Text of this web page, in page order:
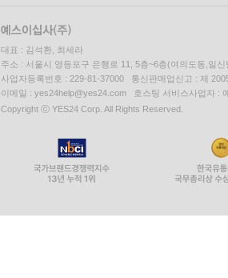
대표 : 김석환, 최세라
주소 : 서울시 영등포구 은행로 11, 5층~6층(여의도동,일신
사업자등록번호 : 229-81-37000 통신판매업신고 : 제
이메일 : yes24help@yes24.com 호스팅 서비스사업자 :
Copyright ⓒ YES24 Corp. All Rights Reserved.